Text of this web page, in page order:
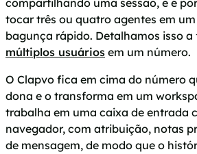
compartilhando uma sessão, e é
tocar três ou quatro agentes em
bagunça rápido. Detalhamos isso
múltiplos usuários em um número.
O Clapvo fica em cima do número
dona e o transforma em um
trabalha em uma caixa de entrada
navegador, com atribuição, notas
de mensagem, de modo que o